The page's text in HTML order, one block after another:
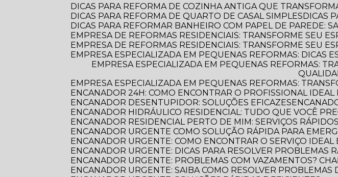
DICAS PARA REFORMA DE COZINHA ANTIGA QUE
DICAS PARA REFORMA DE QUARTO DE CASAL SIMPLES
DICAS
DICAS PARA REFORMAR BANHEIRO COM PAPEL DE PAREDE:
EMPRESA DE REFORMAS RESIDENCIAIS: TRANSFORME SEU
EMPRESA DE REFORMAS RESIDENCIAIS: TRANSFORME SEU
EMPRESA ESPECIALIZADA EM PEQUENAS REFORMAS: DICAS
EMPRESA ESPECIALIZADA EM PEQUENAS REFORMAS: TRANSFORME SEU ESPAÇO COM PROFISSIONALISMO E
EMPRESA ESPECIALIZADA EM PEQUENAS REFORMAS:
ENCANADOR 24H: COMO ENCONTRAR O PROFISSIONAL
ENCANADOR DESENTUPIDOR: SOLUÇÕES EFICAZES
ENCANADOR HIDRÁULICO RESIDENCIAL: TUDO QUE VOCÊ
ENCANADOR RESIDENCIAL PERTO DE MIM: SERVIÇOS RÁPIDOS
ENCANADOR URGENTE COMO SOLUÇÃO RÁPIDA PARA
ENCANADOR URGENTE: COMO ENCONTRAR O SERVIÇO
ENCANADOR URGENTE: DICAS PARA RESOLVER PROBLEMAS
ENCANADOR URGENTE: PROBLEMAS COM VAZAMENTOS?
ENCANADOR URGENTE: SAIBA COMO RESOLVER